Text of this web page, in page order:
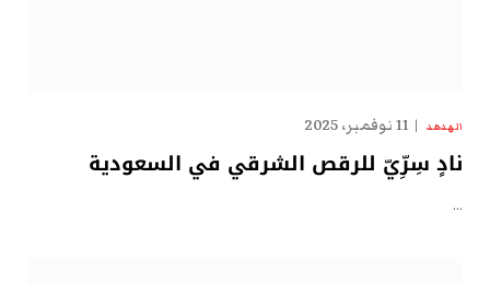
الهدهد 11 نوفمبر، 2025
نادٍ سِرِّيّ للرقص الشرقي في السعودية
…